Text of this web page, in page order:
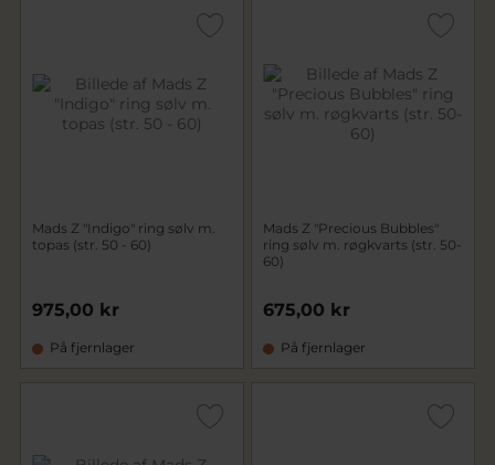
Mads Z "Indigo" ring sølv m.
topas (str. 50 - 60)
975,00 kr
På fjernlager
Mads Z "Precious Bubbles"
ring sølv m. røgkvarts (str. 50-
60)
675,00 kr
På fjernlager